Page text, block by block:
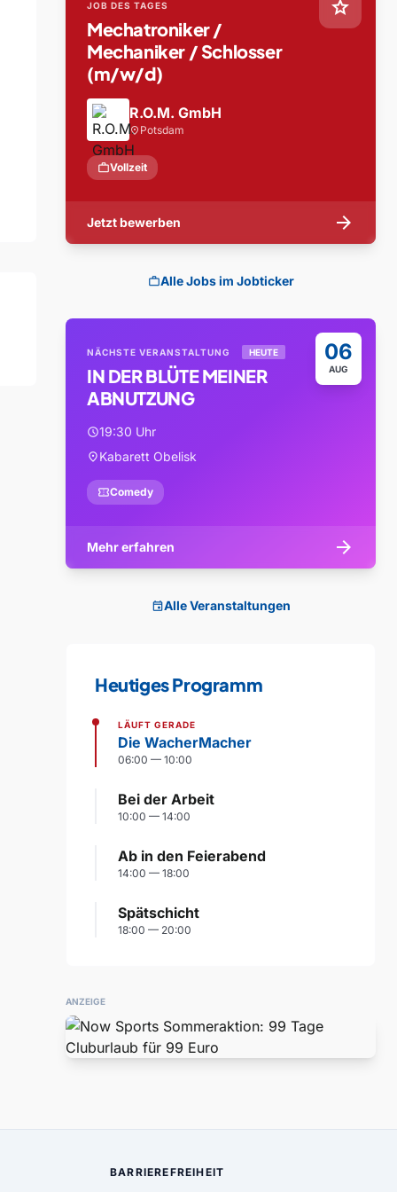
star
JOB DES TAGES
Mechatroniker /
Mechaniker / Schlosser
(m/w/d)
R.O.M. GmbH
location_on Potsdam
workVollzeit
Jetzt bewerben arrow_forward
workAlle Jobs im Jobticker
06
AUG
NÄCHSTE VERANSTALTUNG HEUTE
IN DER BLÜTE MEINER
ABNUTZUNG
schedule19:30 Uhr
location_onKabarett Obelisk
confirmation_numberComedy
Mehr erfahren arrow_forward
eventAlle Veranstaltungen
Heutiges Programm
LÄUFT GERADE
Die WacherMacher
06:00 — 10:00
Bei der Arbeit
10:00 — 14:00
Ab in den Feierabend
14:00 — 18:00
Spätschicht
18:00 — 20:00
ANZEIGE
BARRIEREFREIHEIT